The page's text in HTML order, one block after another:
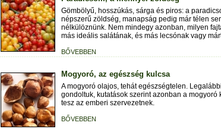
Gömbölyű, hosszúkás, sárga és piros: a
népszerű zöldség, manapság pedig már télen
nélkülöznünk. Nem mindegy azonban, milyen
más ideális salátának, és más lecsónak vagy
BŐVEBBEN
Mogyoró, az egészség kulcsa
A mogyoró olajos, tehát egészségtelen.
gondoltuk, kutatások szerint azonban a mogyoró
tesz az emberi szervezetnek.
BŐVEBBEN